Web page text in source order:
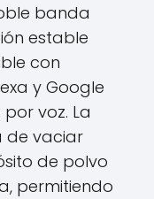
banda
estable
con
y Google
voz. La
de vaciar
de polvo
permitiendo